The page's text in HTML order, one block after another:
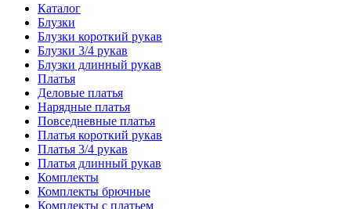
Каталог
Блузки
Блузки короткий рукав
Блузки 3/4 рукав
Блузки длинный рукав
Платья
Деловые платья
Нарядные платья
Повседневные платья
Платья короткий рукав
Платья 3/4 рукав
Платья длинный рукав
Комплекты
Комплекты брючные
Комплекты с платьем